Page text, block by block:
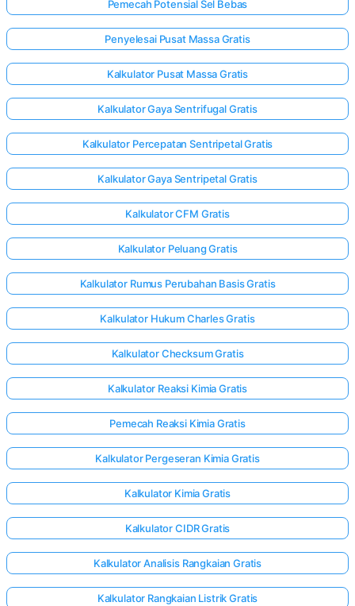
Pemecah Potensial Sel Bebas
Penyelesai Pusat Massa Gratis
Kalkulator Pusat Massa Gratis
Kalkulator Gaya Sentrifugal Gratis
Kalkulator Percepatan Sentripetal Gratis
Kalkulator Gaya Sentripetal Gratis
Kalkulator CFM Gratis
Kalkulator Peluang Gratis
Kalkulator Rumus Perubahan Basis Gratis
Kalkulator Hukum Charles Gratis
Kalkulator Checksum Gratis
Kalkulator Reaksi Kimia Gratis
Pemecah Reaksi Kimia Gratis
Kalkulator Pergeseran Kimia Gratis
Kalkulator Kimia Gratis
Kalkulator CIDR Gratis
Kalkulator Analisis Rangkaian Gratis
Kalkulator Rangkaian Listrik Gratis